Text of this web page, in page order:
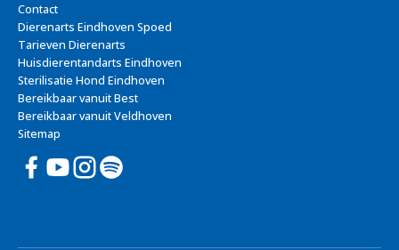
Contact
Dierenarts Eindhoven Spoed
Tarieven Dierenarts
Huisdierentandarts Eindhoven
Sterilisatie Hond Eindhoven
Bereikbaar vanuit Best
Bereikbaar vanuit Veldhoven
Sitemap